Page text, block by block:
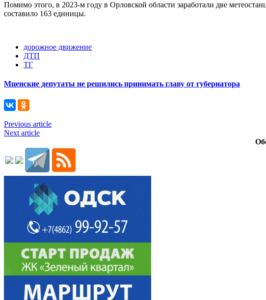
Помимо этого, в 2023-м году в Орловской области заработали две
составило 163 единицы.
дорожное движение
ДТП
ТГ
Мценские депутаты не решились принимать главу от губернатора
Previous article
Next article